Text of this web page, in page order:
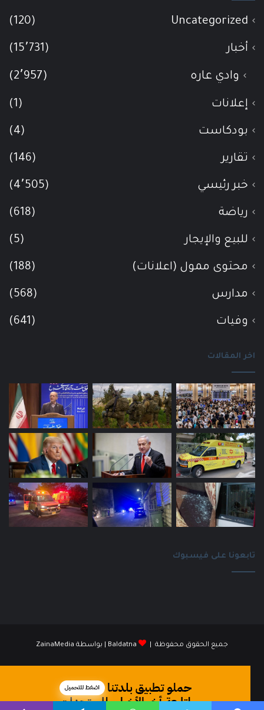
Uncategorized
(120)
أخبار (15٬731)
وادي عاره (2٬957)
إعلانات (1)
بودكاست (4)
تقارير (146)
خبر رئيسي (4٬505)
رياضة (618)
للبيع والإيجار (5)
محتوى ممول (اعلانات) (188)
مدارس (568)
وفيات (641)
اخر المقالات
تابعونا على فيسبوك
جميع الحقوق محفوظة | Baldatna | بواسطة ZainaMedia